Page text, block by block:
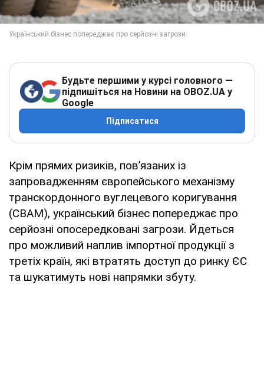
Будьте першими у курсі головного —
підпишіться на Новини на OBOZ.UA у
Google
Підписатися
Крім прямих ризиків, пов’язаних із
запровадженням європейського механізму
транскордонного вуглецевого коригування
(CBAM), український бізнес попереджає про
серйозні опосередковані загрози. Йдеться
про можливий наплив імпортної продукції з
третіх країн, які втратять доступ до ринку ЄС
та шукатимуть нові напрямки збуту.